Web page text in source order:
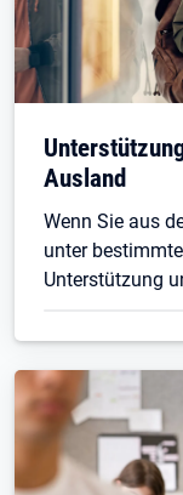
Ausland
Wenn Sie aus
unter
Unterstützung